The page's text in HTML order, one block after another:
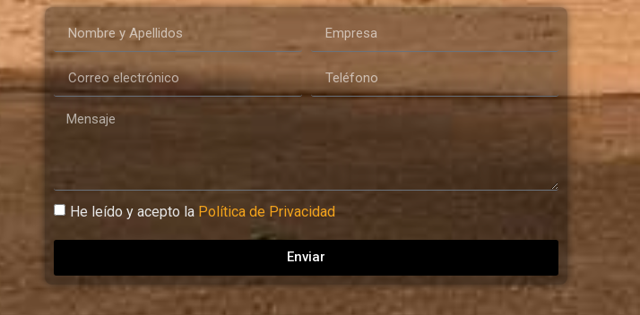
He leído y acepto la Política de Privacidad
Enviar